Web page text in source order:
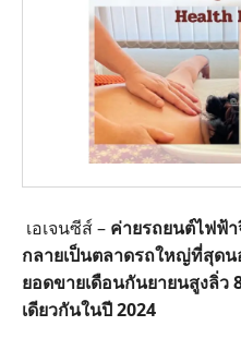
เอเจนซีส์ – ค่ายรถยนต์ไฟฟ้า
กลายเป็นตลาดรถใหญ่ที่สุดน
ยอดขายเดือนกันยายนสูงลิ่ว
เดียวกันในปี 2024